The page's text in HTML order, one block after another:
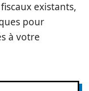
existants,
pour
à votre